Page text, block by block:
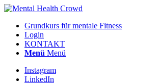
Grundkurs für mentale Fitness
Login
KONTAKT
Menü Menü
Instagram
LinkedIn